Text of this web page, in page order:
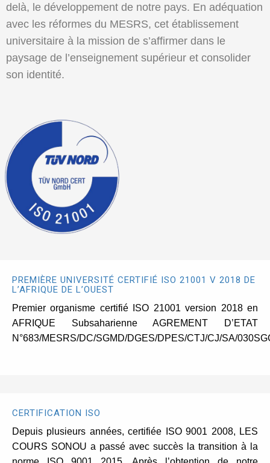
delà, le développement de notre pays. En adéquation
avec les réformes du MESRS, cet établissement
universitaire à la mission de s’affirmer dans le
paysage de l’enseignement supérieur et consolider
son identité.
PREMIÈRE UNIVERSITÉ CERTIFIÉ ISO 21001 V 2018 DE
L’AFRIQUE DE L’OUEST
Premier organisme certifié ISO 21001 version 2018 en
AFRIQUE Subsaharienne AGREMENT D’ETAT
N°683/MESRS/DC/SGMD/DGES/DPES/CTJ/CJ/SA/
CERTIFICATION ISO
Depuis plusieurs années, certifiée ISO 9001 2008, LES
COURS SONOU a passé avec succès la transition à la